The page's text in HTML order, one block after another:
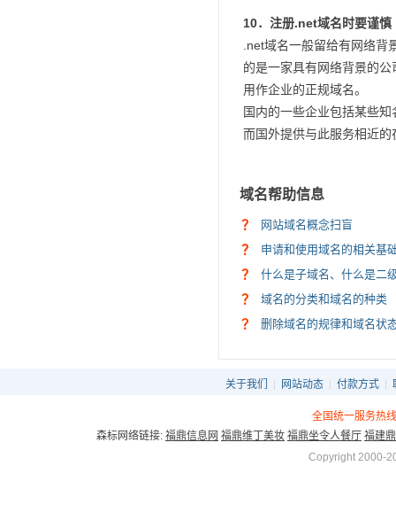
10．注册.net域名时要谨慎
.net域名一般留给有网络
的是一家具有网络背景的
用作企业的正规域名。
国内的一些企业包括某些
而国外提供与此服务相近
域名帮助信息
？ 网站域名概念扫盲
？ 申请和使用域名的相关基
？ 什么是子域名、什么是二
？ 域名的分类和域名的种类
？ 删除域名的规律和域名状
关于我们 ┊ 网站动态 ┊付款方式 ┊
全国统一服务热
森标网络链接: 福鼎信息网 福鼎维丁美妆 福鼎坐令人餐厅 福建
Copyright 2000-